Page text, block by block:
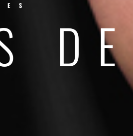
DE